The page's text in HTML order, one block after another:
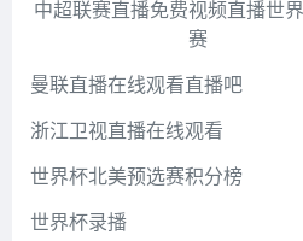
中超联赛直播免费视频直播世
赛
曼联直播在线观看直播吧
浙江卫视直播在线观看
世界杯北美预选赛积分榜
世界杯录播